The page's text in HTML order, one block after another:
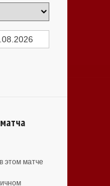
этом матче